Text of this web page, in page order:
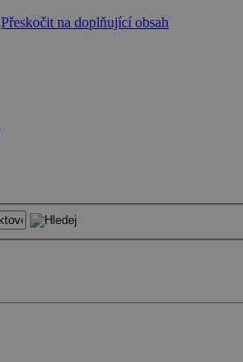
Přeskočit na doplňující obsah